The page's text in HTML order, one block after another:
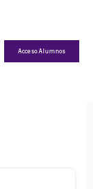
Acceso Alumnos